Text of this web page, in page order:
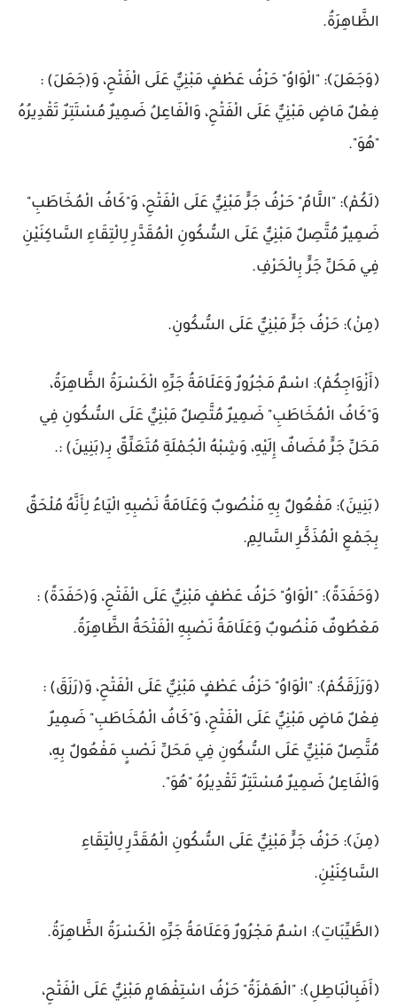
الظَّاهِرَةُ.
﴿وَجَعَلَ﴾: "الْوَاوُ" حَرْفُ عَطْفٍ مَبْنِيٌّ عَلَى الْفَتْحِ، وَ(جَعَلَ) :
فِعْلٌ مَاضٍ مَبْنِيٌّ عَلَى الْفَتْحِ، وَالْفَاعِلُ ضَمِيرٌ مُسْتَتِرٌ تَقْدِيرُهُ
"هُوَ".
﴿لَكُمْ﴾: "اللَّامُ" حَرْفُ جَرٍّ مَبْنِيٌّ عَلَى الْفَتْحِ، وَ"كَافُ الْمُخَاطَبِ"
ضَمِيرٌ مُتَّصِلٌ مَبْنِيٌّ عَلَى السُّكُونِ الْمُقَدَّرِ لِالْتِقَاءِ السَّاكِنَيْنِ
فِي مَحَلِّ جَرٍّ بِالْحَرْفِ.
﴿مِنْ﴾: حَرْفُ جَرٍّ مَبْنِيٌّ عَلَى السُّكُونِ.
﴿أَزْوَاجِكُمْ﴾: اسْمٌ مَجْرُورٌ وَعَلَامَةُ جَرِّهِ الْكَسْرَةُ الظَّاهِرَةُ،
وَ"كَافُ الْمُخَاطَبِ" ضَمِيرٌ مُتَّصِلٌ مَبْنِيٌّ عَلَى السُّكُونِ فِي
مَحَلِّ جَرٍّ مُضَافٌ إِلَيْهِ، وَشِبْهُ الْجُمْلَةِ مُتَعَلِّقٌ بِـ(بَنِينَ) :.
﴿بَنِينَ﴾: مَفْعُولٌ بِهِ مَنْصُوبٌ وَعَلَامَةُ نَصْبِهِ الْيَاءُ لِأَنَّهُ مُلْحَقٌ
بِجَمْعِ الْمُذَكَّرِ السَّالِمِ.
﴿وَحَفَدَةً﴾: "الْوَاوُ" حَرْفُ عَطْفٍ مَبْنِيٌّ عَلَى الْفَتْحِ، وَ(حَفَدَةً) :
مَعْطُوفٌ مَنْصُوبٌ وَعَلَامَةُ نَصْبِهِ الْفَتْحَةُ الظَّاهِرَةُ.
﴿وَرَزَقَكُمْ﴾: "الْوَاوُ" حَرْفُ عَطْفٍ مَبْنِيٌّ عَلَى الْفَتْحِ، وَ(رَزَقَ) :
فِعْلٌ مَاضٍ مَبْنِيٌّ عَلَى الْفَتْحِ، وَ"كَافُ الْمُخَاطَبِ" ضَمِيرٌ
مُتَّصِلٌ مَبْنِيٌّ عَلَى السُّكُونِ فِي مَحَلِّ نَصْبٍ مَفْعُولٌ بِهِ،
وَالْفَاعِلُ ضَمِيرٌ مُسْتَتِرٌ تَقْدِيرُهُ "هُوَ".
﴿مِنَ﴾: حَرْفُ جَرٍّ مَبْنِيٌّ عَلَى السُّكُونِ الْمُقَدَّرِ لِالْتِقَاءِ
السَّاكِنَيْنِ.
﴿الطَّيِّبَاتِ﴾: اسْمٌ مَجْرُورٌ وَعَلَامَةُ جَرِّهِ الْكَسْرَةُ الظَّاهِرَةُ.
﴿أَفَبِالْبَاطِلِ﴾: "الْهَمْزَةُ" حَرْفُ اسْتِفْهَامٍ مَبْنِيٌّ عَلَى الْفَتْحِ،